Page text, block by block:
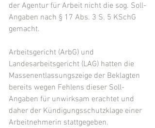
der Agentur für Arbeit nicht die sog. Soll-
Angaben nach § 17 Abs. 3 S. 5 KSchG
gemacht.
Arbeitsgericht (ArbG) und
Landesarbeitsgericht (LAG) hatten die
Massenentlassungszeige der Beklagten
bereits wegen Fehlens dieser Soll-
Angaben für unwirksam erachtet und
daher der Kündigungsschutzklage einer
Arbeitnehmerin stattgegeben.